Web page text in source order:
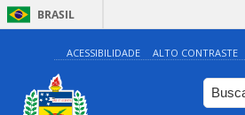
BRASIL
ACESSIBILIDADE ALTO CONTRASTE